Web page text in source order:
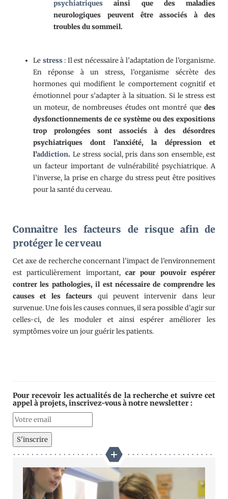
psychiatriques ainsi que des maladies
neurologiques peuvent être associés à des
troubles du sommeil.
Le stress: Il est nécessaire à l’adaptation de l’organisme.
En réponse à un stress, l’organisme sécrète des
hormones qui modifient le comportement cognitif et
émotionnel pour s’adapter à la situation. Si le stress est
un moteur, de nombreuses études ont montré quedes
dysfonctionnements de ce système ou des expositions
trop prolongées sont associés à des désordres
psychiatriques dont l’anxiété, la dépression et
l’addiction. Le stress social, pris dans son ensemble, est
un facteur important de vulnérabilité psychiatrique. A
l’inverse, la prise en charge du stress peut être positives
pour la santé du cerveau.
Connaitre les facteurs de risque afin de
protéger le cerveau
Cet axe de recherche concernant l’impact de l’environnement
est particulièrement important, car pour pouvoir espérer
contrer les pathologies, il est nécessaire de comprendre les
causes et les facteurs qui peuvent intervenir dans leur
survenue. Une fois les causes connues, il sera possible d’agir sur
celles-ci, de les moduler et ainsi espérer améliorer les
symptômes voire un jour guérir les patients.
Pour recevoir les actualités de la recherche et suivre cet
appel à projets, inscrivez-vous à notre newsletter :